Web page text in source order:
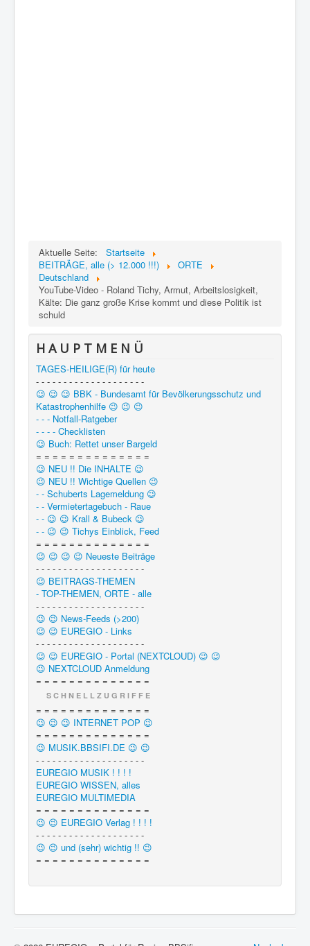
Aktuelle Seite:
Startseite
BEITRÄGE, alle (> 12.000 !!!)
ORTE
Deutschland
YouTube-Video - Roland Tichy, Armut, Arbeitslosigkeit,
Kälte: Die ganz große Krise kommt und diese Politik ist
schuld
H A U P T M E N Ü
TAGES-HEILIGE(R) für heute
- - - - - - - - - - - - - - - - - - - -
😉 😉 😉 BBK - Bundesamt für Bevölkerungsschutz und
Katastrophenhilfe 😉 😉 😉
- - - Notfall-Ratgeber
- - - - Checklisten
😉 Buch: Rettet unser Bargeld
= = = = = = = = = = = = = =
😉 NEU !! Die INHALTE 😉
😉 NEU !! Wichtige Quellen 😉
- - Schuberts Lagemeldung 😉
- - Vermietertagebuch - Raue
- - 😉 😉 Krall & Bubeck 😉
- - 😉 😉 Tichys Einblick, Feed
= = = = = = = = = = = = = =
😉 😉 😉 😉 Neueste Beiträge
- - - - - - - - - - - - - - - - - - - -
😉 BEITRAGS-THEMEN
- TOP-THEMEN, ORTE - alle
- - - - - - - - - - - - - - - - - - - -
😉 😉 News-Feeds (>200)
😉 😉 EUREGIO - Links
- - - - - - - - - - - - - - - - - - - -
😉 😉 EUREGIO - Portal (NEXTCLOUD) 😉 😉
😉 NEXTCLOUD Anmeldung
= = = = = = = = = = = = = =
S C H N E L L Z U G R I F F E
= = = = = = = = = = = = = =
😉 😉 😉 INTERNET POP 😉
= = = = = = = = = = = = = =
😉 MUSIK.BBSIFI.DE 😉 😉
- - - - - - - - - - - - - - - - - - - -
EUREGIO MUSIK ! ! ! !
EUREGIO WISSEN, alles
EUREGIO MULTIMEDIA
= = = = = = = = = = = = = =
😉 😉 EUREGIO Verlag ! ! ! !
- - - - - - - - - - - - - - - - - - - -
😉 😉 und (sehr) wichtig !! 😉
= = = = = = = = = = = = = =